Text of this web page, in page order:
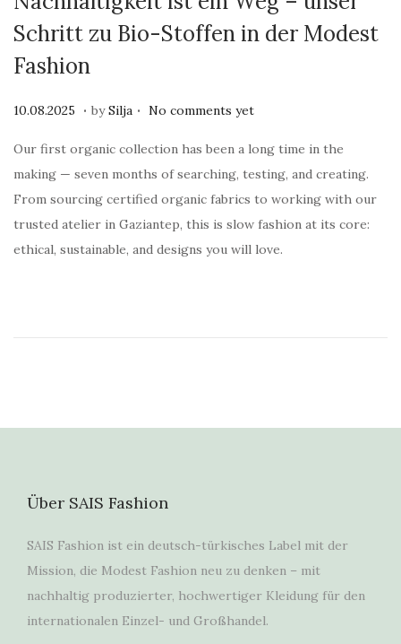
Schritt zu Bio-Stoffen in der Modest
Fashion
Posted on
10.08.2025
.
0
8
.
2
. by Silja . No comments yet
Our first organic collection has been a long time in the
making — seven months of searching, testing, and creating.
From sourcing certified organic fabrics to working with our
trusted atelier in Gaziantep, this is slow fashion at its core:
ethical, sustainable, and designs you will love.
Über SAIS Fashion
SAIS Fashion ist ein deutsch-türkisches Label mit der
Mission, die Modest Fashion neu zu denken – mit
nachhaltig produzierter, hochwertiger Kleidung für den
internationalen Einzel- und Großhandel.